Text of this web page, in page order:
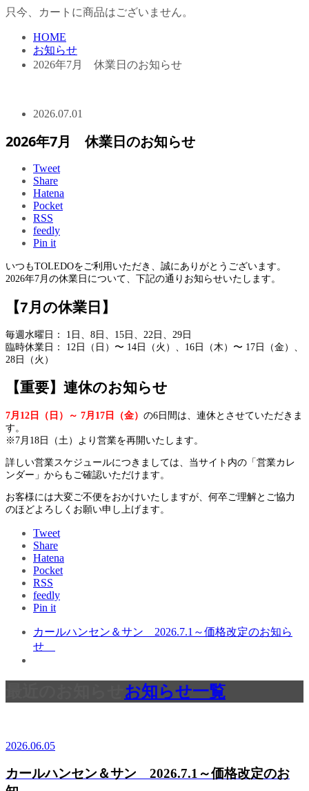
只今、カートに商品はございません。
HOME
お知らせ
2026年7月 休業日のお知らせ
2026.07.01
2026年7月 休業日のお知らせ
Tweet
Share
Hatena
Pocket
RSS
feedly
Pin it
いつもTOLEDOをご利用いただき、誠にありがとうございます。
2026年7月の休業日について、下記の通りお知らせいたします。
【7月の休業日】
毎週水曜日： 1日、8日、15日、22日、29日
臨時休業日： 12日（日）〜 14日（火）、16日（木）〜 17日（金）、
28日（火）
【重要】連休のお知らせ
7月12日（日）～ 7月17日（金） の6日間は、連休とさせていただきま
す。
※7月18日（土）より営業を再開いたします。
詳しい営業スケジュールにつきましては、当サイト内の「営業カレ
ンダー」からもご確認いただけます。
お客様には大変ご不便をおかけいたしますが、何卒ご理解とご協力
のほどよろしくお願い申し上げます。
Tweet
Share
Hatena
Pocket
RSS
feedly
Pin it
カールハンセン＆サン 2026.7.1～価格改定のお知ら
せ
お知らせ一覧
2026.06.05
カールハンセン＆サン 2026.7.1～価格改定のお